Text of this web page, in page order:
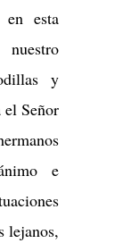
esta
nuestro
y
el Señor
e
lejanos,